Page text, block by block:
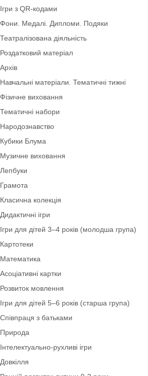
Оформлення групи
Практичні завдання
Палички Кюїзенера
Логічні блоки Дьєнеша
Інклюзія
Ігри з QR-кодами
Фони. Медалі. Дипломи. Подяки
Театралізована діяльність
Роздатковий матеріал
Навчальні матеріали. Тематичні тижні
Фізичне виховання
Тематичні набори
Народознавство
Лепбуки
Грамота
Класична колекція
Дидактичні ігри
Ігри для дітей 3–4 років (молодша